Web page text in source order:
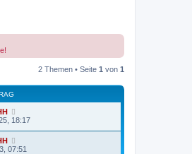
2 Themen • Seite 1 von 1
18:17
07:51